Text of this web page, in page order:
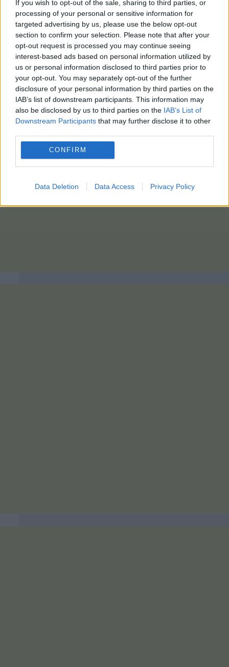
If you wish to opt-out of the sale, sharing to third parties, or
processing of your personal or sensitive information for
targeted advertising by us, please use the below opt-out
section to confirm your selection. Please note that after your
opt-out request is processed you may continue seeing
interest-based ads based on personal information utilized by
us or personal information disclosed to third parties prior to
your opt-out. You may separately opt-out of the further
disclosure of your personal information by third parties on the
IAB’s list of downstream participants. This information may
also be disclosed by us to third parties on the IAB’s List of
Downstream Participants that may further disclose it to other
CONFIRM
Data Deletion Data Access Privacy Policy
ΑΠΕΜΠΕ – ΑΠΕΜΠΕ-EPA-EPA photo